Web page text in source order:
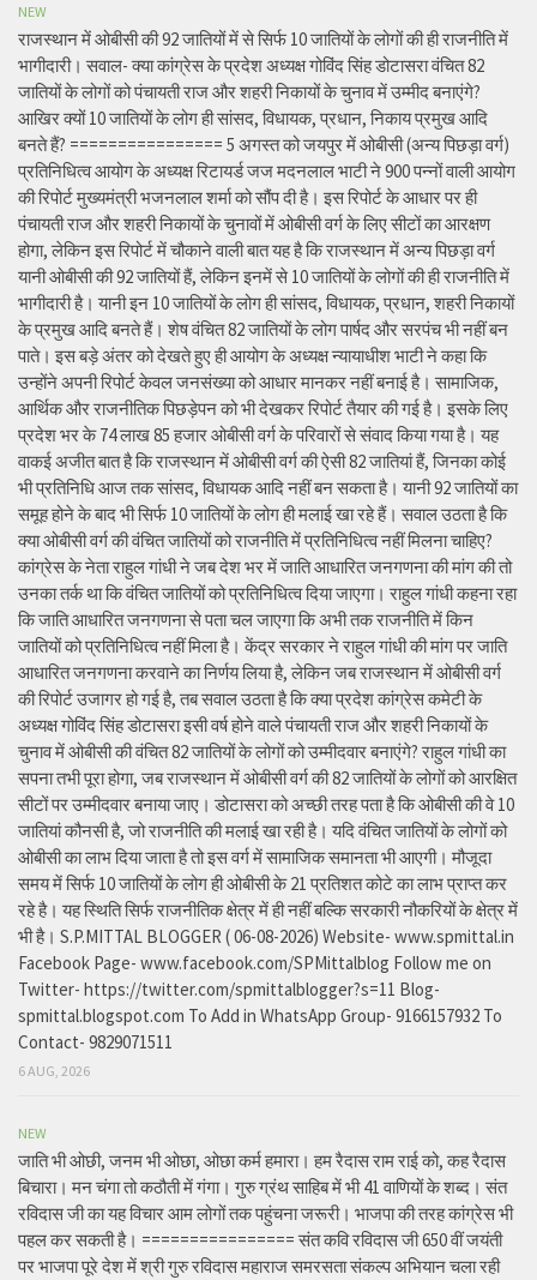
NEW
राजस्थान में ओबीसी की 92 जातियों में से सिर्फ 10 जातियों के लोगों की ही राजनीति में
भागीदारी। सवाल- क्या कांग्रेस के प्रदेश अध्यक्ष गोविंद सिंह डोटासरा वंचित 82
जातियों के लोगों को पंचायती राज और शहरी निकायों के चुनाव में उम्मीद बनाएंगे?
आखिर क्यों 10 जातियों के लोग ही सांसद, विधायक, प्रधान, निकाय प्रमुख आदि
बनते हैं? ================ 5 अगस्त को जयपुर में ओबीसी (अन्य पिछड़ा वर्ग)
प्रतिनिधित्व आयोग के अध्यक्ष रिटायर्ड जज मदनलाल भाटी ने 900 पन्नों वाली आयोग
की रिपोर्ट मुख्यमंत्री भजनलाल शर्मा को सौंप दी है। इस रिपोर्ट के आधार पर ही
पंचायती राज और शहरी निकायों के चुनावों में ओबीसी वर्ग के लिए सीटों का आरक्षण
होगा, लेकिन इस रिपोर्ट में चौकाने वाली बात यह है कि राजस्थान में अन्य पिछड़ा वर्ग
यानी ओबीसी की 92 जातियों हैं, लेकिन इनमें से 10 जातियों के लोगों की ही राजनीति में
भागीदारी है। यानी इन 10 जातियों के लोग ही सांसद, विधायक, प्रधान, शहरी निकायों
के प्रमुख आदि बनते हैं। शेष वंचित 82 जातियों के लोग पार्षद और सरपंच भी नहीं बन
पाते। इस बड़े अंतर को देखते हुए ही आयोग के अध्यक्ष न्यायाधीश भाटी ने कहा कि
उन्होंने अपनी रिपोर्ट केवल जनसंख्या को आधार मानकर नहीं बनाई है। सामाजिक,
आर्थिक और राजनीतिक पिछड़ेपन को भी देखकर रिपोर्ट तैयार की गई है। इसके लिए
प्रदेश भर के 74 लाख 85 हजार ओबीसी वर्ग के परिवारों से संवाद किया गया है। यह
वाकई अजीत बात है कि राजस्थान में ओबीसी वर्ग की ऐसी 82 जातियां हैं, जिनका कोई
भी प्रतिनिधि आज तक सांसद, विधायक आदि नहीं बन सकता है। यानी 92 जातियों का
समूह होने के बाद भी सिर्फ 10 जातियों के लोग ही मलाई खा रहे हैं। सवाल उठता है कि
क्या ओबीसी वर्ग की वंचित जातियों को राजनीति में प्रतिनिधित्व नहीं मिलना चाहिए?
कांग्रेस के नेता राहुल गांधी ने जब देश भर में जाति आधारित जनगणना की मांग की तो
उनका तर्क था कि वंचित जातियों को प्रतिनिधित्व दिया जाएगा। राहुल गांधी कहना रहा
कि जाति आधारित जनगणना से पता चल जाएगा कि अभी तक राजनीति में किन
जातियों को प्रतिनिधित्व नहीं मिला है। केंद्र सरकार ने राहुल गांधी की मांग पर जाति
आधारित जनगणना करवाने का निर्णय लिया है, लेकिन जब राजस्थान में ओबीसी वर्ग
की रिपोर्ट उजागर हो गई है, तब सवाल उठता है कि क्या प्रदेश कांग्रेस कमेटी के
अध्यक्ष गोविंद सिंह डोटासरा इसी वर्ष होने वाले पंचायती राज और शहरी निकायों के
चुनाव में ओबीसी की वंचित 82 जातियों के लोगों को उम्मीदवार बनाएंगे? राहुल गांधी का
सपना तभी पूरा होगा, जब राजस्थान में ओबीसी वर्ग की 82 जातियों के लोगों को आरक्षित
सीटों पर उम्मीदवार बनाया जाए। डोटासरा को अच्छी तरह पता है कि ओबीसी की वे 10
जातियां कौनसी है, जो राजनीति की मलाई खा रही है। यदि वंचित जातियों के लोगों को
ओबीसी का लाभ दिया जाता है तो इस वर्ग में सामाजिक समानता भी आएगी। मौजूदा
समय में सिर्फ 10 जातियों के लोग ही ओबीसी के 21 प्रतिशत कोटे का लाभ प्राप्त कर
रहे है। यह स्थिति सिर्फ राजनीतिक क्षेत्र में ही नहीं बल्कि सरकारी नौकरियों के क्षेत्र में
भी है। S.P.MITTAL BLOGGER ( 06-08-2026) Website- www.spmittal.in
Facebook Page- www.facebook.com/SPMittalblog Follow me on
Twitter- https://twitter.com/spmittalblogger?s=11 Blog-
spmittal.blogspot.com To Add in WhatsApp Group- 9166157932 To
Contact- 9829071511
6 AUG, 2026
NEW
जाति भी ओछी, जनम भी ओछा, ओछा कर्म हमारा। हम रैदास राम राई को, कह रैदास
बिचारा। मन चंगा तो कठौती में गंगा। गुरु ग्रंथ साहिब में भी 41 वाणियों के शब्द। संत
रविदास जी का यह विचार आम लोगों तक पहुंचना जरूरी। भाजपा की तरह कांग्रेस भी
पहल कर सकती है। ================ संत कवि रविदास जी 650 वीं जयंती
पर भाजपा पूरे देश में श्री गुरु रविदास महाराज समरसता संकल्प अभियान चला रही